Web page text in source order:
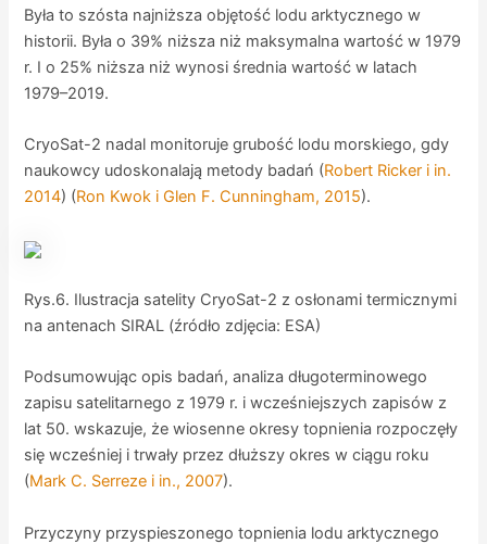
Była to szósta najniższa objętość lodu arktycznego w
historii. Była o 39% niższa niż maksymalna wartość w 1979
r. I o 25% niższa niż wynosi średnia wartość w latach
1979–2019.
CryoSat-2 nadal monitoruje grubość lodu morskiego, gdy
naukowcy udoskonalają metody badań (Robert Ricker i in.
2014) (Ron Kwok i Glen F. Cunningham, 2015).
Rys.6. Ilustracja satelity CryoSat-2 z osłonami termicznymi
na antenach SIRAL (źródło zdjęcia: ESA)
Podsumowując opis badań, analiza długoterminowego
zapisu satelitarnego z 1979 r. i wcześniejszych zapisów z
lat 50. wskazuje, że wiosenne okresy topnienia rozpoczęły
się wcześniej i trwały przez dłuższy okres w ciągu roku
(Mark C. Serreze i in., 2007).
Przyczyny przyspieszonego topnienia lodu arktycznego